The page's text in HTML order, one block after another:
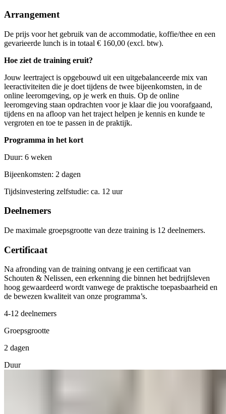
Arrangement
De prijs voor het gebruik van de accommodatie, koffie/thee en een
gevarieerde lunch is in totaal € 160,00 (excl. btw).
Hoe ziet de training eruit?
Jouw leertraject is opgebouwd uit een uitgebalanceerde mix van
leeractiviteiten die je doet tijdens de twee bijeenkomsten, in de
online leeromgeving, op je werk en thuis. Op de online
leeromgeving staan opdrachten voor je klaar die jou voorafgaand,
tijdens en na afloop van het traject helpen je kennis en kunde te
vergroten en toe te passen in de praktijk.
Programma in het kort
Duur: 6 weken
Bijeenkomsten: 2 dagen
Tijdsinvestering zelfstudie: ca. 12 uur
Deelnemers
De maximale groepsgrootte van deze training is 12 deelnemers.
Certificaat
Na afronding van de training ontvang je een certificaat van
Schouten & Nelissen, een erkenning die binnen het bedrijfsleven
hoog gewaardeerd wordt vanwege de praktische toepasbaarheid en
de bewezen kwaliteit van onze programma’s.
4-12 deelnemers
Groepsgrootte
2 dagen
Duur